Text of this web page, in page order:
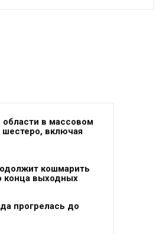
области в массовом
включая
кошмарить
конца выходных
прогрелась до